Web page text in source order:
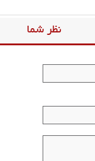
نظر شما